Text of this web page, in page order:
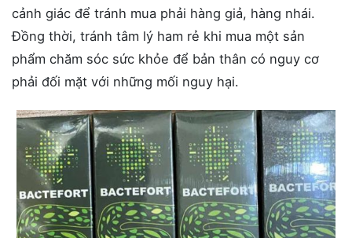
cảnh giác để tránh mua phải hàng giả, hàng nhái.
Đồng thời, tránh tâm lý ham rẻ khi mua một sản
phẩm chăm sóc sức khỏe để bản thân có nguy cơ
phải đối mặt với những mối nguy hại.